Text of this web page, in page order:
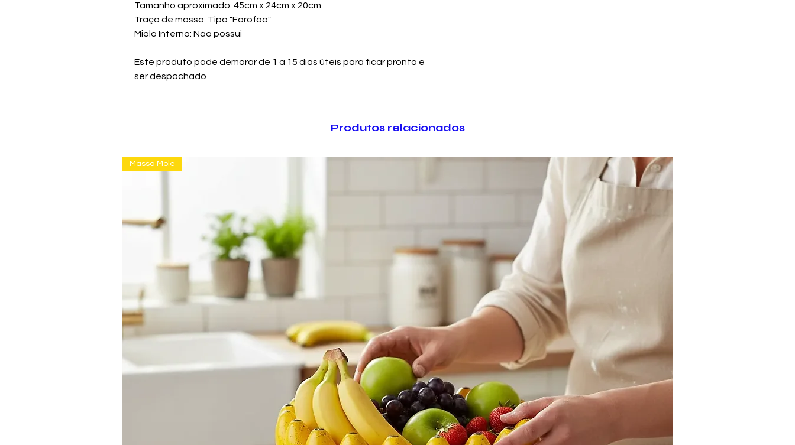
Tamanho aproximado: 45cm x 24cm x 20cm
Traço de massa: Tipo "Farofão"
Miolo Interno: Não possui
Este produto pode demorar de 1 a 15 dias úteis para ficar pronto e
ser despachado
Produtos relacionados
Massa Mole